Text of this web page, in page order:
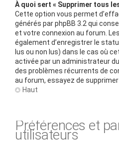
À quoi sert « Supprimer tous
Cette option vous permet
générés par phpBB 3.2 qui
et votre connexion au forum.
également d’enregistrer le
lus ou non lus) dans le cas où
activée par un administrateur
des problèmes récurrents de
au forum, essayez de supprimer
Haut
Préférences et
utilisateurs